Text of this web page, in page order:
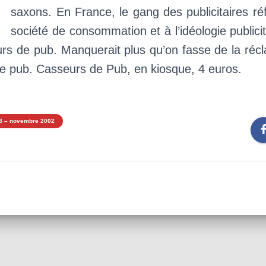
saxons. En France, le gang des publicitaires
société de consommation et à l’idéologie
de pub. Manquerait plus qu’on fasse de la
pub. Casseurs de Pub, en kiosque, 4 euros.
– novembre 2002